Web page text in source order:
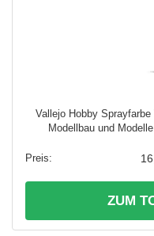
Vallejo Hobby
Modellbau und
ZUM